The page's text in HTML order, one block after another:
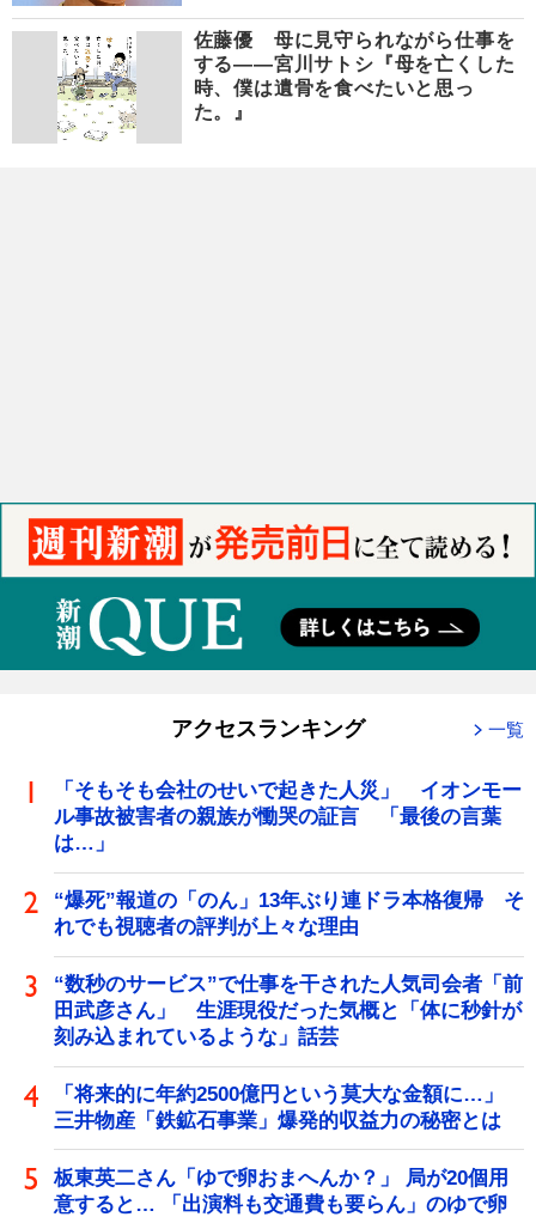
佐藤優 母に見守られながら仕事を
する――宮川サトシ『母を亡くした
時、僕は遺骨を食べたいと思っ
た。』
アクセスランキング 一覧
「そもそも会社のせいで起きた人災」 イオンモー
ル事故被害者の親族が慟哭の証言 「最後の言葉
は…」
“爆死”報道の「のん」13年ぶり連ドラ本格復帰 そ
れでも視聴者の評判が上々な理由
“数秒のサービス”で仕事を干された人気司会者「前
田武彦さん」 生涯現役だった気概と「体に秒針が
刻み込まれているような」話芸
「将来的に年約2500億円という莫大な金額に…」
三井物産「鉄鉱石事業」爆発的収益力の秘密とは
板東英二さん「ゆで卵おまへんか？」 局が20個用
意すると… 「出演料も交通費も要らん」のゆで卵